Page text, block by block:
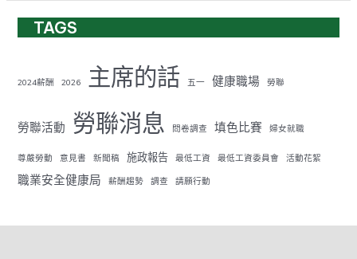
TAGS
2024薪酬 2026 主席的話 五一 健康職場 勞聯
勞聯活動 勞聯消息 問卷調查 填色比賽 婦女就職
尊嚴勞動 意見書 新聞稿 施政報告 最低工資 最低工資委員會 活動花絮
職業安全健康局 薪酬趨勢 調查 請願行動